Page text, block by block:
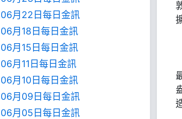
06月22日每日金訊
06月18日每日金訊
06月15日每日金訊
06月11日每日金訊
06月10日每日金訊
06月09日每日金訊
06月05日每日金訊